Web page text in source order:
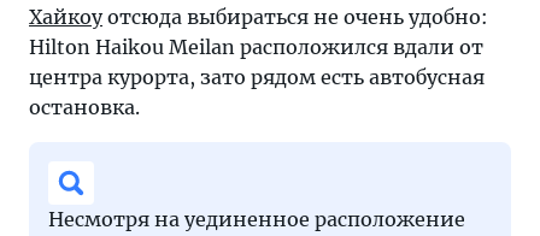
Хайкоуотсюда выбираться не очень удобно:
Hilton Haikou Meilan расположился вдали от
центра курорта, зато рядом есть автобусная
остановка.
Несмотря на уединенное расположение